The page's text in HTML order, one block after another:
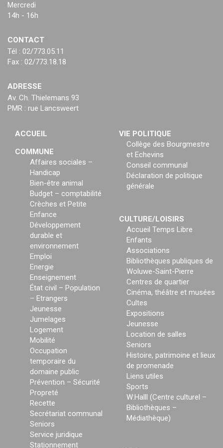
Mercredi
14h - 16h
CONTACT
Tél : 02/773.05.11
Fax : 02/773.18.18
ADRESSE
Av. Ch. Thielemans 93
PMR : rue Lancsweert
ACCUEIL
COMMUNE
Affaires sociales –
Handicap
Bien-être animal
Budget – comptabilité
Crèches et Petite
Enfance
Développement
durable et
environnement
Emploi
Energie
Enseignement
État civil – Population
– Etrangers
Jeunesse
Jumelages
Logement
Mobilité
Occupation
temporaire du
domaine public
Prévention – Sécurité
Propreté
Recette
Secrétariat communal
Seniors
Service juridique
Stationnement
VIE POLITIQUE
Collège des Bourgmestre
et Echevins
Conseil communal
Déclaration de politique
générale
CULTURE/LOISIRS
Accueil Temps Libre
Enfants
Associations
Bibliothèques publiques de
Woluwe-Saint-Pierre
Centres de quartier
Cinéma, théâtre et musées
Cultes
Expositions
Jeunesse
Location de salles
Seniors
Histoire, patrimoine et lieux
de promenade
Liens utiles
Sports
W:Halll (Centre culturel –
Bibliothèques –
Médiathèque)